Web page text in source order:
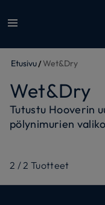
Etusivu Wet&Dry
Wet&Dry
Tutustu Hooverin
pölynimurien
poikkeuksellista
ja mopin, jotta
2 / 2 Tuotteet